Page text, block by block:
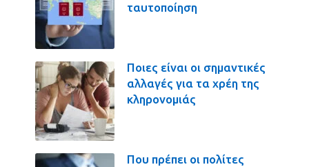
ταυτοποίηση
Ποιες είναι οι σημαντικές
αλλαγές για τα χρέη της
κληρονομιάς
Που πρέπει οι πολίτες